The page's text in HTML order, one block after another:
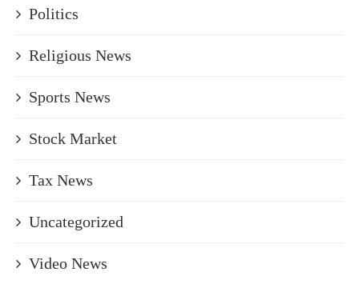
Politics
Religious News
Sports News
Stock Market
Tax News
Uncategorized
Video News